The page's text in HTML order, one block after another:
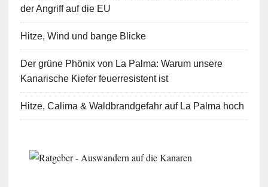
der Angriff auf die EU
Hitze, Wind und bange Blicke
Der grüne Phönix von La Palma: Warum unsere
Kanarische Kiefer feuerresistent ist
Hitze, Calima & Waldbrandgefahr auf La Palma hoch